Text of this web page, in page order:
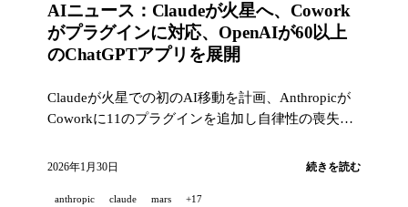
AIニュース：Claudeが火星へ、Cowork
がプラグインに対応、OpenAIが60以上
のChatGPTアプリを展開
Claudeが火星での初のAI移動を計画、Anthropicが
Coworkに11のプラグインを追加し自律性の喪失に
速、xAIが最先端の動画APIをローンチ。
2026年1月30日 続きを読む
anthropic claude mars +17